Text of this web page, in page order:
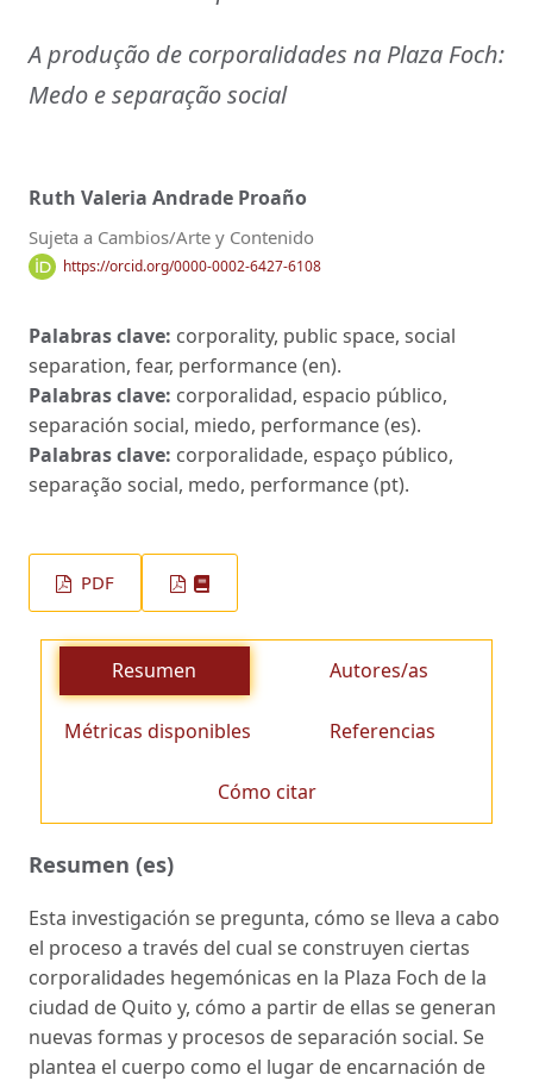
A produção de corporalidades na Plaza Foch:
Medo e separação social
Ruth Valeria Andrade Proaño
Sujeta a Cambios/Arte y Contenido
https://orcid.org/0000-0002-6427-6108
Palabras clave: corporality, public space, social
separation, fear, performance (en).
Palabras clave: corporalidad, espacio público,
separación social, miedo, performance (es).
Palabras clave: corporalidade, espaço público,
separação social, medo, performance (pt).
PDF
Resumen Autores/as
Métricas disponibles Referencias
Cómo citar
Resumen (es)
Esta investigación se pregunta, cómo se lleva a cabo
el proceso a través del cual se construyen ciertas
corporalidades hegemónicas en la Plaza Foch de la
ciudad de Quito y, cómo a partir de ellas se generan
nuevas formas y procesos de separación social. Se
plantea el cuerpo como el lugar de encarnación de